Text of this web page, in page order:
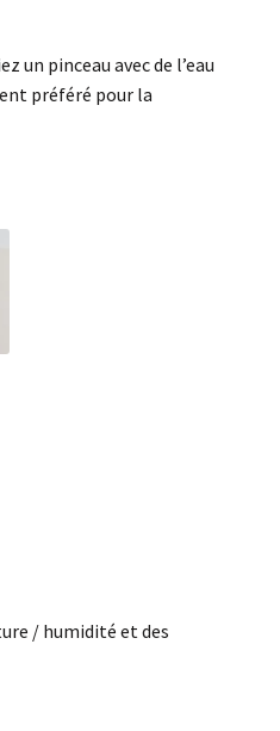
un pinceau avec de l’eau
préféré pour la
/ humidité et des